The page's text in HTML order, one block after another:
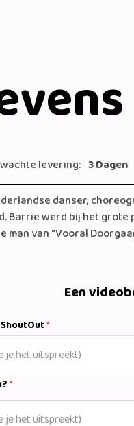
levering: 3 Dagen
danser,
Barrie werd bij het grote
man van "Vooral
Nederlandse
Zuid-Amerika. Barrie is
Een
*
*